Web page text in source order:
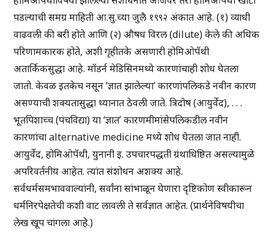
पडल्याची समग्र माहिती आ.सु.च्या जुलै १९९२ अंकात आहे. (१) व्याधी
वाढवली की बरी होते आणि (२) औषध विरल (dilute) केले की अधिक
परिणामकारक होते, अशी गृहीतके असणारी होमिओपॅथी
अतार्किकसुद्धा आहे. मॉडर्न मेडिसिनमध्ये कारणांचाही शोध घेतला
जातो. केवळ इतकेच नसून ‘ज्ञात झालेल्या’ कारणांपलिकडे नवीन कारण
असण्याची शक्यतासुद्धा ध्यानात ठेवली जाते. त्रिदोष (आयुर्वेद), . . .
भूतपिशाच्च (पंचविद्या) या ‘ज्ञात’ कारणमीमांसेपलिकडील नवीन
कारणांचा alternative medicine मध्ये शोध घेतला जात नाही.
आयुर्वेद, होमिओपॅथी, युनानी इ. उपचारपद्धती ग्रंथाधिष्ठित असल्यामुळे
अपरिवर्तनीय आहेत. त्यांत संशोधन अशक्य आहे.
सर्वधर्मसमभाववाल्यांनी, सर्वांना सांभाळून घेणारा दृष्टिकोण स्वीकारून
धर्मनिरपेक्षतेची कशी वाट लावली ते सर्वज्ञात आहेत. (प्रार्थनेविषयीचा
लेख खूप चांगला आहे.)